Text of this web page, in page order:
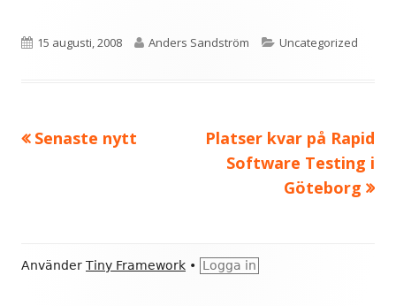
Publicerat
15 augusti, 2008 Författare
Anders Sandström Kategorier
Uncategorized
Inläggsnavigering
Föregående
Senaste nytt
Nästa
artikel:
Platser kvar på Rapid
Software Testing i
Göteborg
Sidfot
Använder Tiny Framework • Logga in